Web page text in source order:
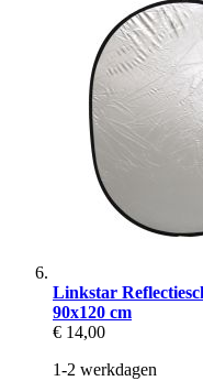
Linkstar
90x120 cm
€ 14,00
1-2 werkdagen